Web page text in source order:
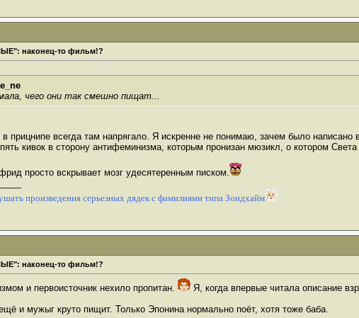
наконец-то фильм!?
чего они так смешно пищат...
прицнипе всегда там напрягало. Я искренне не понимаю, зачем было написано
кивок в сторону антифеминизма, которым пронизан мюзикл, о котором
просто вскрывает мозг удесятеренным писком.
произведения серьезных дядек с фамилиями типа Зондхайм
наконец-то фильм!?
и первоисточник нехило пропитан.
Я, когда впервые читала описание
и мужыг круто пищит. Только Эпонина нормально поёт, хотя тоже баба.